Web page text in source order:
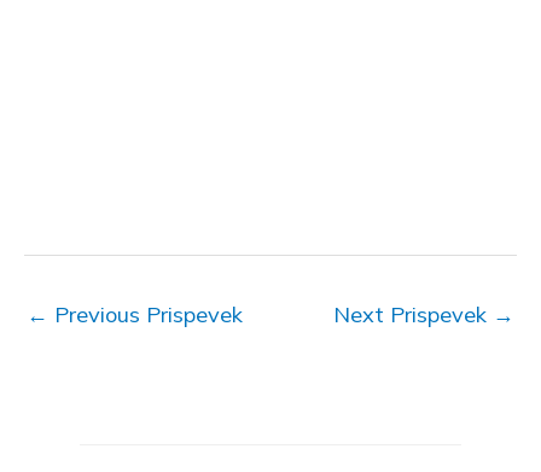
← Previous Prispevek Next Prispevek →